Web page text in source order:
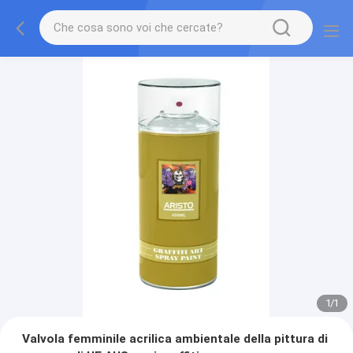
1/1
Valvola femminile acrilica ambientale della pittura di